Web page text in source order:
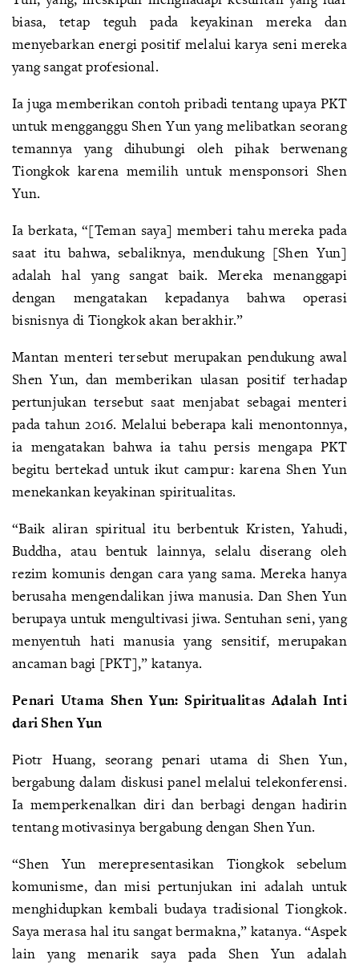
biasa, tetap teguh pada keyakinan mereka dan
menyebarkan energi positif melalui karya seni mereka
yang sangat profesional.
Ia juga memberikan contoh pribadi tentang upaya PKT
untuk mengganggu Shen Yun yang melibatkan seorang
temannya yang dihubungi oleh pihak berwenang
Tiongkok karena memilih untuk mensponsori Shen
Yun.
Ia berkata, “[Teman saya] memberi tahu mereka pada
saat itu bahwa, sebaliknya, mendukung [Shen Yun]
adalah hal yang sangat baik. Mereka menanggapi
dengan mengatakan kepadanya bahwa operasi
bisnisnya di Tiongkok akan berakhir.”
Mantan menteri tersebut merupakan pendukung awal
Shen Yun, dan memberikan ulasan positif terhadap
pertunjukan tersebut saat menjabat sebagai menteri
pada tahun 2016. Melalui beberapa kali menontonnya,
ia mengatakan bahwa ia tahu persis mengapa PKT
begitu bertekad untuk ikut campur: karena Shen Yun
menekankan keyakinan spiritualitas.
“Baik aliran spiritual itu berbentuk Kristen, Yahudi,
Buddha, atau bentuk lainnya, selalu diserang oleh
rezim komunis dengan cara yang sama. Mereka hanya
berusaha mengendalikan jiwa manusia. Dan Shen Yun
berupaya untuk mengultivasi jiwa. Sentuhan seni, yang
menyentuh hati manusia yang sensitif, merupakan
ancaman bagi [PKT],” katanya.
Penari Utama Shen Yun: Spiritualitas Adalah Inti
dari Shen Yun
Piotr Huang, seorang penari utama di Shen Yun,
bergabung dalam diskusi panel melalui telekonferensi.
Ia memperkenalkan diri dan berbagi dengan hadirin
tentang motivasinya bergabung dengan Shen Yun.
“Shen Yun merepresentasikan Tiongkok sebelum
komunisme, dan misi pertunjukan ini adalah untuk
menghidupkan kembali budaya tradisional Tiongkok.
Saya merasa hal itu sangat bermakna,” katanya. “Aspek
lain yang menarik saya pada Shen Yun adalah